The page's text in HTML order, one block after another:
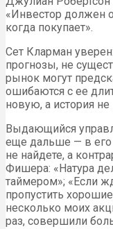
«Инвестор должен
когда покупает».
Сет Кларман
прогнозы, не
рынок могут
ошибаются с ее
новую, а история не
Выдающийся
еще дальше — в его
не найдете, а
Фишера: «Натура
таймером»; «Если
пропустить
несколько моих
раз, совершили